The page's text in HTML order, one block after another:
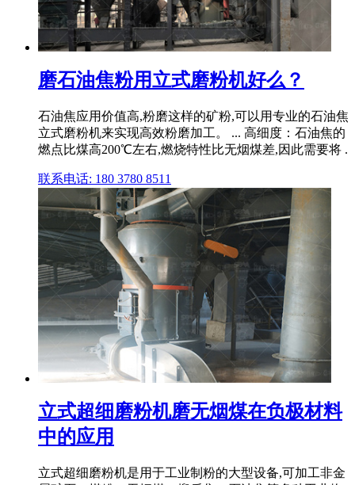
磨石油焦粉用立式磨粉机好么？
石油焦应用价值高,粉磨这样的矿粉,可以用专业的石油焦
立式磨粉机来实现高效粉磨加工。 ... 高细度：石油焦的
燃点比煤高200℃左右,燃烧特性比无烟煤差,因此需要将 .
联系电话: 180 3780 8511
立式超细磨粉机磨无烟煤在负极材料
中的应用
立式超细磨粉机是用于工业制粉的大型设备,可加工非金